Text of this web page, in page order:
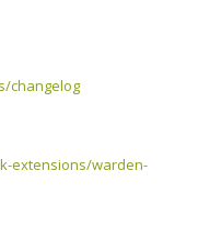
changelog
extensions/warden-